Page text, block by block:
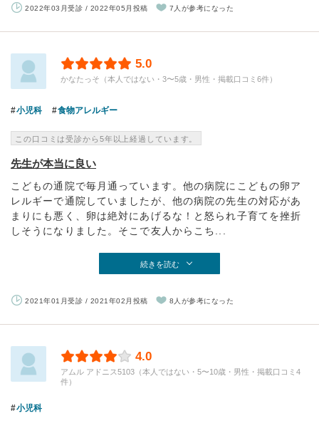
2022年03月受診 / 2022年05月投稿 7人が参考になった
5.0
かなたっそ（本人ではない・3〜5歳・男性・掲載口コミ6件）
小児科 食物アレルギー
この口コミは受診から5年以上経過しています。
先生が本当に良い
こどもの通院で毎月通っています。他の病院にこどもの卵ア
レルギーで通院していましたが、他の病院の先生の対応があ
まりにも悪く、卵は絶対にあげるな！と怒られ子育てを挫折
しそうになりました。そこで友人からこち...
続きを読む
2021年01月受診 / 2021年02月投稿 8人が参考になった
4.0
アムル アドニス5103（本人ではない・5〜10歳・男性・掲載口コミ4
件）
小児科